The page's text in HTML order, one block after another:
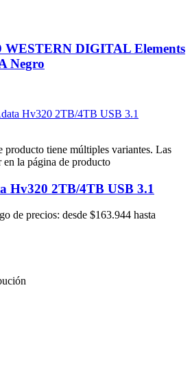
WESTERN DIGITAL Elements
Negro
producto tiene múltiples variantes. Las
en la página de producto
Hv320 2TB/4TB USB 3.1
de precios: desde $163.944 hasta